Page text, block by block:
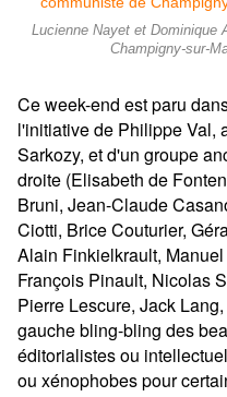
Lucienne Nayet et Dominique
Champigny-sur-
Ce week-end est paru
l'initiative de Philippe Val,
Sarkozy, et d'un groupe
droite (Elisabeth de
Bruni, Jean-Claude
Ciotti, Brice Couturier,
Alain Finkielkrault,
François Pinault, Nicolas
Pierre Lescure, Jack
gauche bling-bling des
éditorialistes ou
ou xénophobes pour